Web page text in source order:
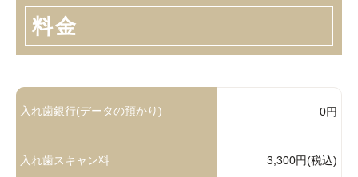
料金
入れ歯銀行(データの預かり) 0円
入れ歯スキャン料 3,300円(税込)